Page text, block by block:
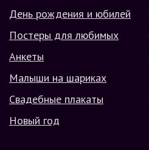
День рождения и юбилей
Постеры для любимых
Анкеты
Малыши на шариках
Свадебные плакаты
Новый год